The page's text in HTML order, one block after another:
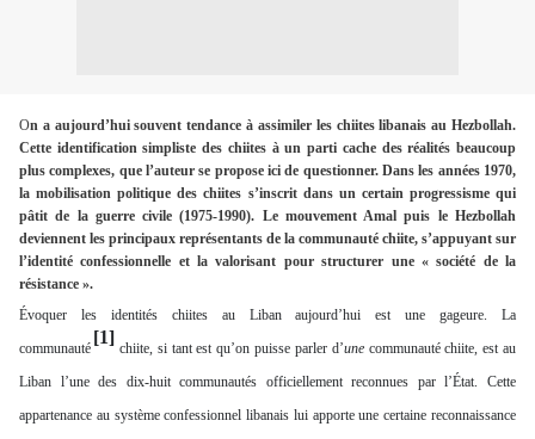
On a aujourd’hui souvent tendance à assimiler les chiites libanais au Hezbollah.
Cette identification simpliste des chiites à un parti cache des réalités beaucoup
plus complexes, que l’auteur se propose ici de questionner. Dans les années 1970,
la mobilisation politique des chiites s’inscrit dans un certain progressisme qui
pâtit de la guerre civile (1975-1990). Le mouvement Amal puis le Hezbollah
deviennent les principaux représentants de la communauté chiite, s’appuyant sur
l’identité confessionnelle et la valorisant pour structurer une « société de la
résistance ».
Évoquer les identités chiites au Liban aujourd’hui est une gageure. La
communauté
[1]
chiite, si tant est qu’on puisse parler d’unecommunauté chiite, est au
Liban l’une des dix-huit communautés officiellement reconnues par l’État. Cette
appartenance au système confessionnel libanais lui apporte une certaine reconnaissance